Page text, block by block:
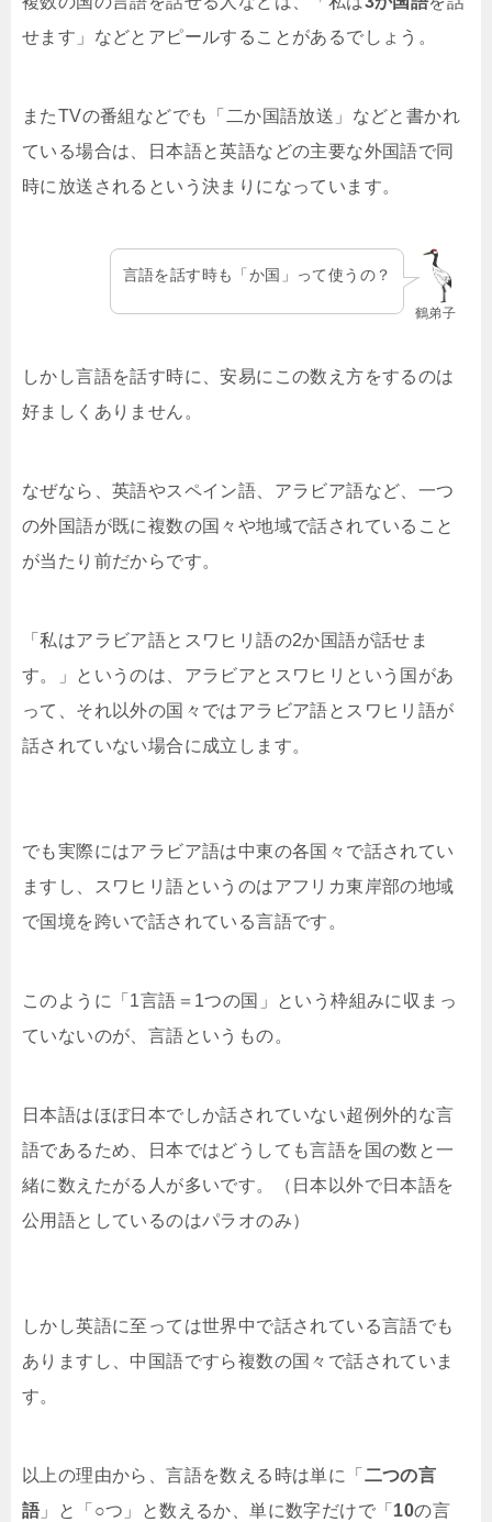
せます」などとアピールすることがあるでしょう。
またTVの番組などでも「二か国語放送」などと書かれ
ている場合は、日本語と英語などの主要な外国語で同
時に放送されるという決まりになっています。
鶴弟子
言語を話す時も「か国」って使うの？
しかし言語を話す時に、安易にこの数え方をするのは
好ましくありません。
なぜなら、英語やスペイン語、アラビア語など、一つ
の外国語が既に複数の国々や地域で話されていること
が当たり前だからです。
「私はアラビア語とスワヒリ語の2か国語が話せま
す。」というのは、アラビアとスワヒリという国があ
って、それ以外の国々ではアラビア語とスワヒリ語が
話されていない場合に成立します。
でも実際にはアラビア語は中東の各国々で話されてい
ますし、スワヒリ語というのはアフリカ東岸部の地域
で国境を跨いで話されている言語です。
このように「1言語＝1つの国」という枠組みに収まっ
ていないのが、言語というもの。
日本語はほぼ日本でしか話されていない超例外的な言
語であるため、日本ではどうしても言語を国の数と一
緒に数えたがる人が多いです。（日本以外で日本語を
公用語としているのはパラオのみ）
しかし英語に至っては世界中で話されている言語でも
ありますし、中国語ですら複数の国々で話されていま
す。
以上の理由から、言語を数える時は単に「 二つの言
語」と「○つ」と数えるか、単に数字だけで「 10の言